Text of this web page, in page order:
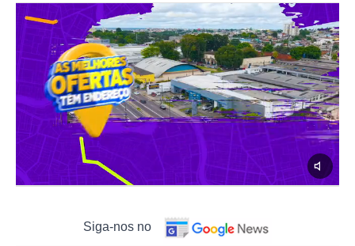
Siga-nos no